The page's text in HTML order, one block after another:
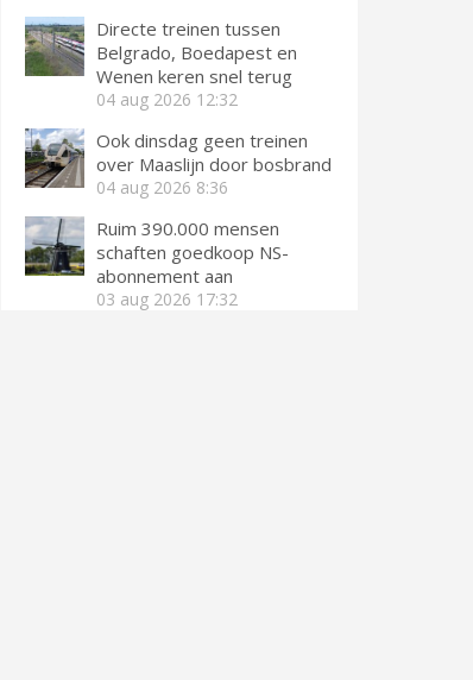
Directe treinen tussen
Belgrado, Boedapest en
Wenen keren snel terug
04 aug 2026 12:32
Ook dinsdag geen treinen
over Maaslijn door bosbrand
04 aug 2026 8:36
Ruim 390.000 mensen
schaften goedkoop NS-
abonnement aan
03 aug 2026 17:32